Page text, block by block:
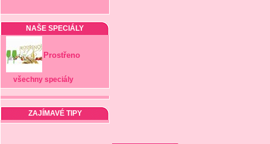
NAŠE SPECIÁLY
Prostřeno
všechny speciály
ZAJÍMAVÉ TIPY